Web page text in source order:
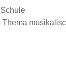
Thema